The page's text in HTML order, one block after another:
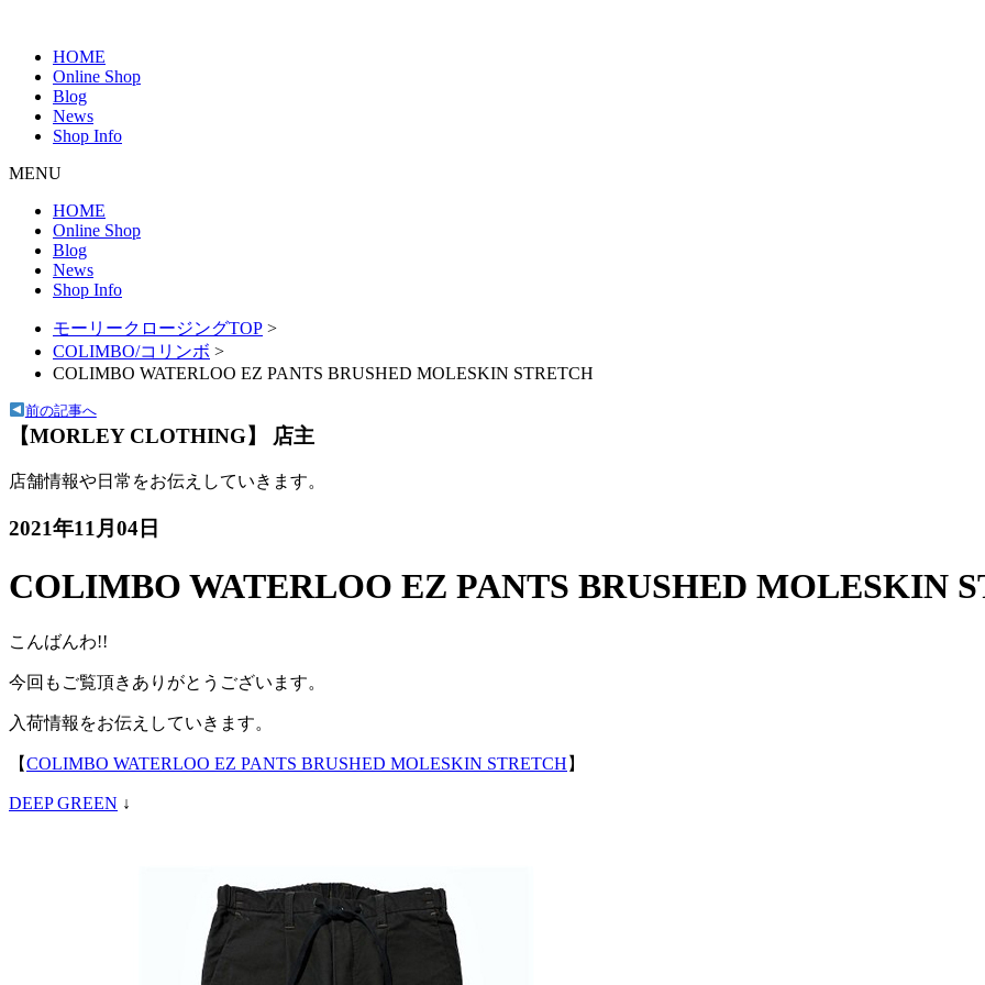
HOME
Online Shop
Blog
News
Shop Info
MENU
HOME
Online Shop
Blog
News
Shop Info
モーリークロージングTOP >
COLIMBO/コリンボ >
COLIMBO WATERLOO EZ PANTS BRUSHED MOLESKIN STRETCH
前の記事へ
【MORLEY CLOTHING】 店主
店舗情報や日常をお伝えしていきます。
2021年11月04日
COLIMBO WATERLOO EZ PANTS BRUSHED MOLESKIN
こんばんわ!!
今回もご覧頂きありがとうございます。
入荷情報をお伝えしていきます。
【COLIMBO WATERLOO EZ PANTS BRUSHED MOLESKIN STRETCH 】
DEEP GREEN ↓